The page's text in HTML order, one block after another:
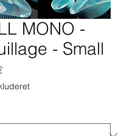
MONO -
- Small
Pris